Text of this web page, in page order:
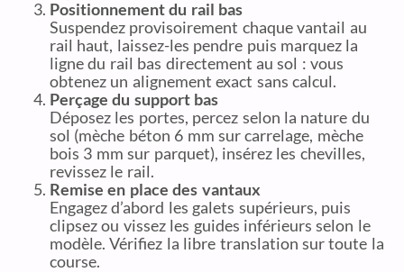
Positionnement du rail bas
Suspendez provisoirement chaque vantail au
rail haut, laissez-les pendre puis marquez la
ligne du rail bas directement au sol : vous
obtenez un alignement exact sans calcul.
Perçage du support bas
Déposez les portes, percez selon la nature du
sol (mèche béton 6 mm sur carrelage, mèche
bois 3 mm sur parquet), insérez les chevilles,
revissez le rail.
Remise en place des vantaux
Engagez d’abord les galets supérieurs, puis
clipsez ou vissez les guides inférieurs selon le
modèle. Vérifiez la libre translation sur toute la
course.